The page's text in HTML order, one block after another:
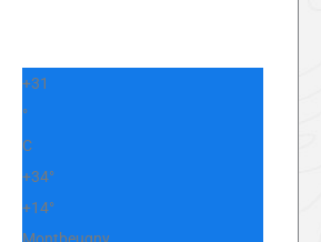
+31
°
C
+34°
+14°